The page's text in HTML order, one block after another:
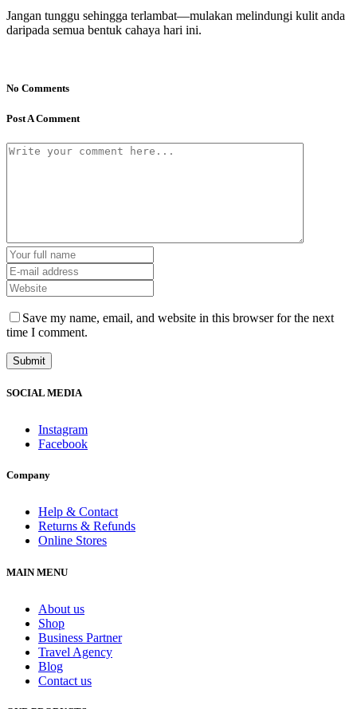
Jangan tunggu sehingga terlambat—mulakan melindungi kulit anda
daripada semua bentuk cahaya hari ini.
No Comments
Post A Comment
Save my name, email, and website in this browser for the next
time I comment.
SOCIAL MEDIA
Instagram
Facebook
Company
Help & Contact
Returns & Refunds
Online Stores
MAIN MENU
About us
Shop
Business Partner
Travel Agency
Blog
Contact us